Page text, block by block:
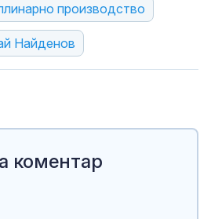
производство
Найденов
коментар